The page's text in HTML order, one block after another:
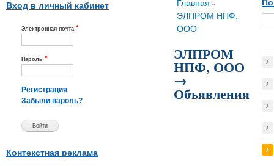
Вход в личный кабинет
Электронная почта *
Пароль *
Регистрация
Забыли пароль?
Контекстная реклама
Вы здесь
Главная »
ЭЛПРОМ НПФ,
ООО
ЭЛПРОМ
НПФ, ООО
→
Объявления